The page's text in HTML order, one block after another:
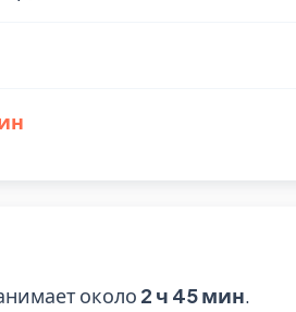
около 2 ч 45 мин.